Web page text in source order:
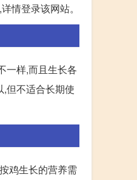
情登录该网站。
一样,而且生长各
但不适合长期使
鸡生长的营养需